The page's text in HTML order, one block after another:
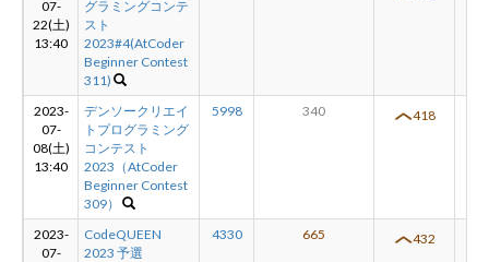
07-
22(土)
13:40
グラミングコンテ
スト
2023#4(AtCoder
Beginner Contest
311)
2023-
07-
08(土)
13:40
デンソークリエイ
トプログラミング
コンテスト
2023（AtCoder
Beginner Contest
309）
5998 340 418
2023-
07-
CodeQUEEN
2023 予選
4330 665 432